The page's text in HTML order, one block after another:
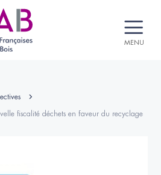
MENU
fiscalité déchets en faveur du recyclage